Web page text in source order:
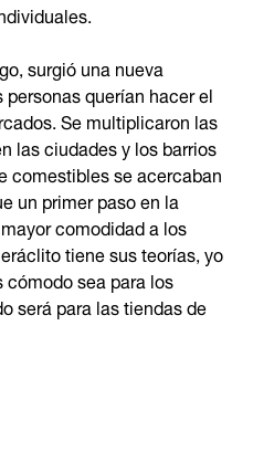
surgió una nueva
querían hacer el
Se multiplicaron las
las ciudades y los barrios
comestibles se acercaban
un primer paso en la
comodidad a los
tiene sus teorías, yo
sea para los
será para las tiendas de